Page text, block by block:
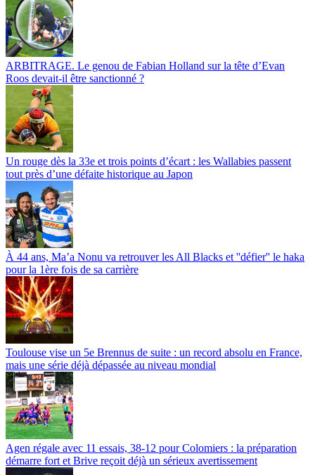
ARBITRAGE. Le genou de Fabian Holland sur la tête d’Evan
Roos devait-il être sanctionné ?
Un rouge dès la 33e et trois points d’écart : les Wallabies passent
tout près d’une défaite historique au Japon
À 44 ans, Ma’a Nonu va retrouver les All Blacks et ''défier'' le haka
pour la 1ère fois de sa carrière
Toulouse vise un 5e Brennus de suite : un record absolu en France,
mais une série déjà dépassée au niveau mondial
Agen régale avec 11 essais, 38-12 pour Colomiers : la préparation
démarre fort et Brive reçoit déjà un sérieux avertissement